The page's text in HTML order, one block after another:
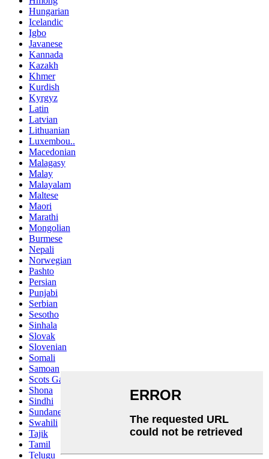
Hungarian
Icelandic
Igbo
Javanese
Kannada
Kazakh
Khmer
Kurdish
Kyrgyz
Latin
Latvian
Lithuanian
Luxembou..
Macedonian
Malagasy
Malay
Malayalam
Maltese
Maori
Marathi
Mongolian
Burmese
Nepali
Norwegian
Pashto
Persian
Punjabi
Serbian
Sesotho
Sinhala
Slovak
Slovenian
Somali
Samoan
Scots Gaelic
Shona
Sindhi
Sundanese
Swahili
Tajik
Tamil
Telugu